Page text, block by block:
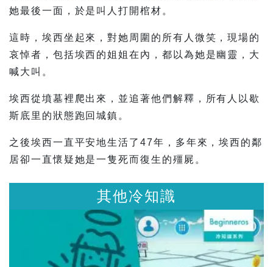
她最後一面，於是叫人打開棺材。
這時，埃西坐起來，對她周圍的所有人微笑，現場的
哀悼者，包括埃西的姐姐在內，都以為她是幽靈，大
喊大叫。
埃西從墳墓裡爬出來，並追著他們解釋，所有人以歇
斯底里的狀態跑回城鎮。
之後埃西一直平安地生活了47年，多年來，埃西的鄰
居卻一直懷疑她是一隻死而復生的殭屍。